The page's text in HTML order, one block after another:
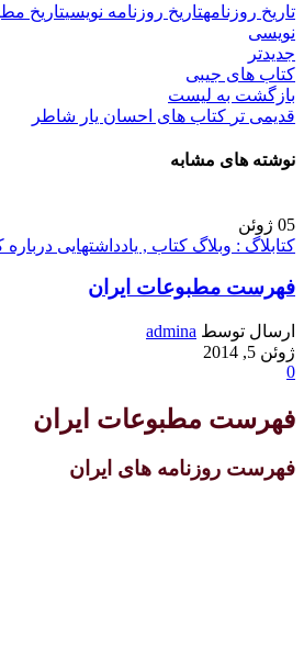
تاریخ روزنامهتاریخ روزنامه نویسیتاریخ
نویسی
جدیدتر
کتاب های جیبی
بازگشت به لیست
قدیمی تر کتاب های احسان یار شاطر
نوشته های مشابه
05 ژوئن
کتابلاگ : وبلاگ کتاب , یادداشتهایی درباره
فهرست مطبوعات ایران
ارسال توسط admina
ژوئن 5, 2014
0
فهرست مطبوعات ایران
فهرست روزنامه های ایران